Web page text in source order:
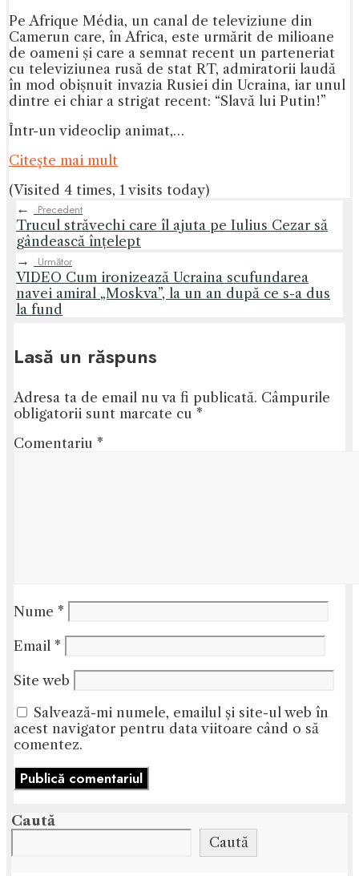
Pe Afrique Média, un canal de televiziune din
Camerun care, în Africa, este urmărit de milioane
de oameni și care a semnat recent un parteneriat
cu televiziunea rusă de stat RT, admiratorii laudă
în mod obișnuit invazia Rusiei din Ucraina, iar unul
dintre ei chiar a strigat recent: “Slavă lui Putin!”
Într-un videoclip animat,…
Citeşte mai mult
(Visited 4 times, 1 visits today)
←
Precedent
Trucul străvechi care îl ajuta pe Iulius Cezar să
gândească înțelept
→
Următor
VIDEO Cum ironizează Ucraina scufundarea
navei amiral „Moskva”, la un an după ce s-a dus
la fund
Lasă un răspuns
Adresa ta de email nu va fi publicată. Câmpurile
obligatorii sunt marcate cu *
Comentariu *
Nume *
Email *
Site web
Salvează-mi numele, emailul și site-ul web în
acest navigator pentru data viitoare când o să
comentez.
Caută
Caută